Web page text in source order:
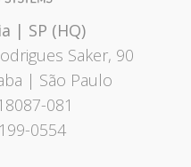
| SP (HQ)
Saker, 90
| São Paulo
081
0554